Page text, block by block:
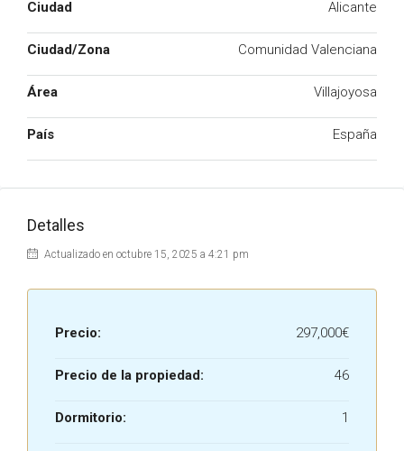
Ciudad Alicante
Ciudad/Zona Comunidad Valenciana
Área Villajoyosa
País España
Detalles
Actualizado en octubre 15, 2025 a 4:21 pm
Precio: 297,000€
Precio de la propiedad: 46
Dormitorio: 1